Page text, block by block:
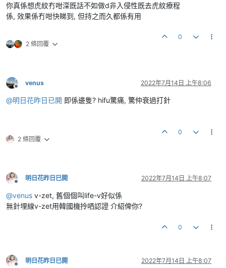
你真係想虎紋冇咁深既話不如做d非入侵性既去虎紋療程
係, 效果係冇咁快睇到, 但持之而久都係有用
2 條回覆
0
離線
venus 2022年7月14日 上午8:06
@明日花昨日已開 即係邊隻? hifu驚痛, 驚仲衰過打針
2 條回覆
0
離線
明日花昨日已開 2022年7月14日 上午8:07
@venus v-zet, 舊個個叫life-v好似係
無針埋線v-zet用韓國機拎哂認證 介紹俾你?
0
明日花昨日已開 2022年7月14日 上午8:07